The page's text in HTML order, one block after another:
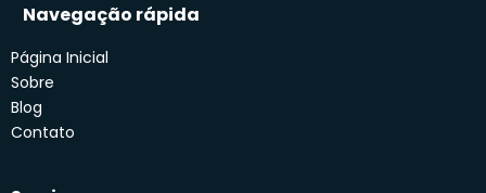
Navegação rápida
Página Inicial
Sobre
Blog
Contato